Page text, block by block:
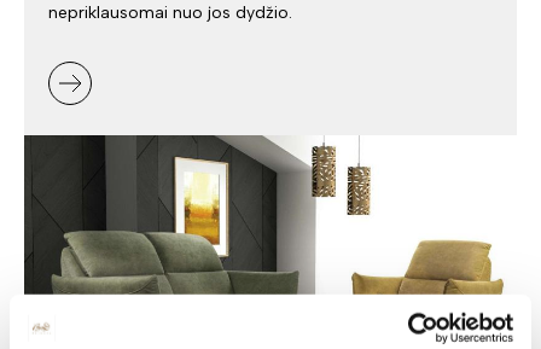
nepriklausomai nuo jos dydžio.